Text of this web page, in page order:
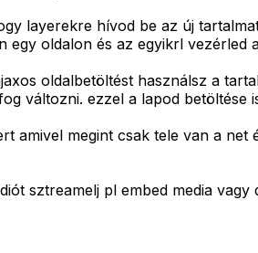
layerekre hívod be az új
oldalon és az egyikrl vezérled
oldalbetöltést használsz a
változni. ezzel a lapod betöltése
amivel megint csak tele van a
sztreamelj pl embed media vagy